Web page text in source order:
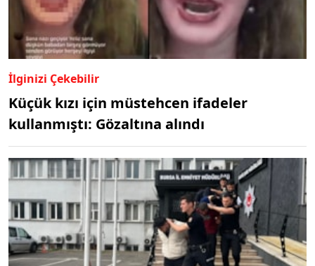
İlginizi Çekebilir
Küçük kızı için müstehcen ifadeler
kullanmıştı: Gözaltına alındı